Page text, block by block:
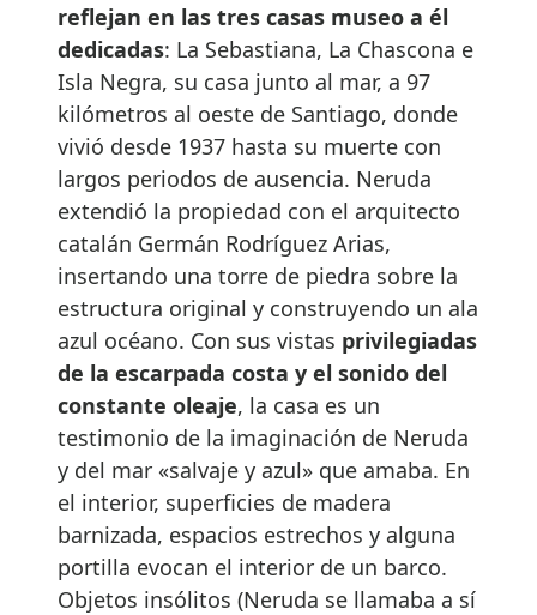
reflejan en las tres casas museo a él
dedicadas: La Sebastiana, La Chascona e
Isla Negra, su casa junto al mar, a 97
kilómetros al oeste de Santiago, donde
vivió desde 1937 hasta su muerte con
largos periodos de ausencia. Neruda
extendió la propiedad con el arquitecto
catalán Germán Rodríguez Arias,
insertando una torre de piedra sobre la
estructura original y construyendo un ala
azul océano. Con sus vistas privilegiadas
de la escarpada costa y el sonido del
constante oleaje, la casa es un
testimonio de la imaginación de Neruda
y del mar «salvaje y azul» que amaba. En
el interior, superficies de madera
barnizada, espacios estrechos y alguna
portilla evocan el interior de un barco.
Objetos insólitos (Neruda se llamaba a sí